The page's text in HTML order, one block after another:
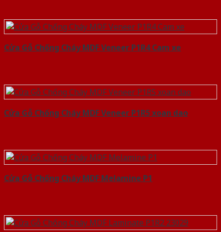
Cửa Gỗ Chống Cháy MDF Veneer P1R4 Cam xe
Cửa Gỗ Chống Cháy MDF Veneer P1R5 xoan dao
Cửa Gỗ Chống Cháy MDF Melamine P1